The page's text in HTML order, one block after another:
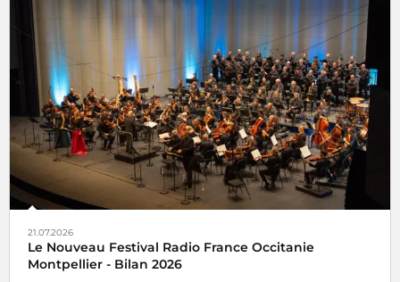
21.07.2026
Le Nouveau Festival Radio France Occitanie
Montpellier - Bilan 2026